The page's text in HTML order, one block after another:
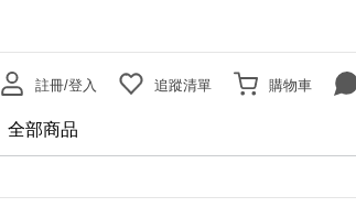
註冊/登入 追蹤清單 購物車
全部商品